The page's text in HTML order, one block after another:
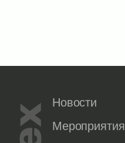
Новости
Мероприятия